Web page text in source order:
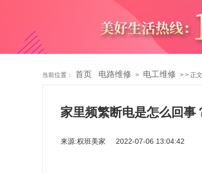
当前位置： 首页 电路维修 > 电工维修 > > 正文
家里频繁断电是怎么回事
来源:权班美家 2022-07-06 13:04:42